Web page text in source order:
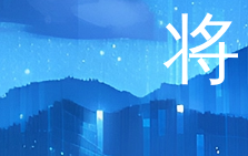
品牌管理系统